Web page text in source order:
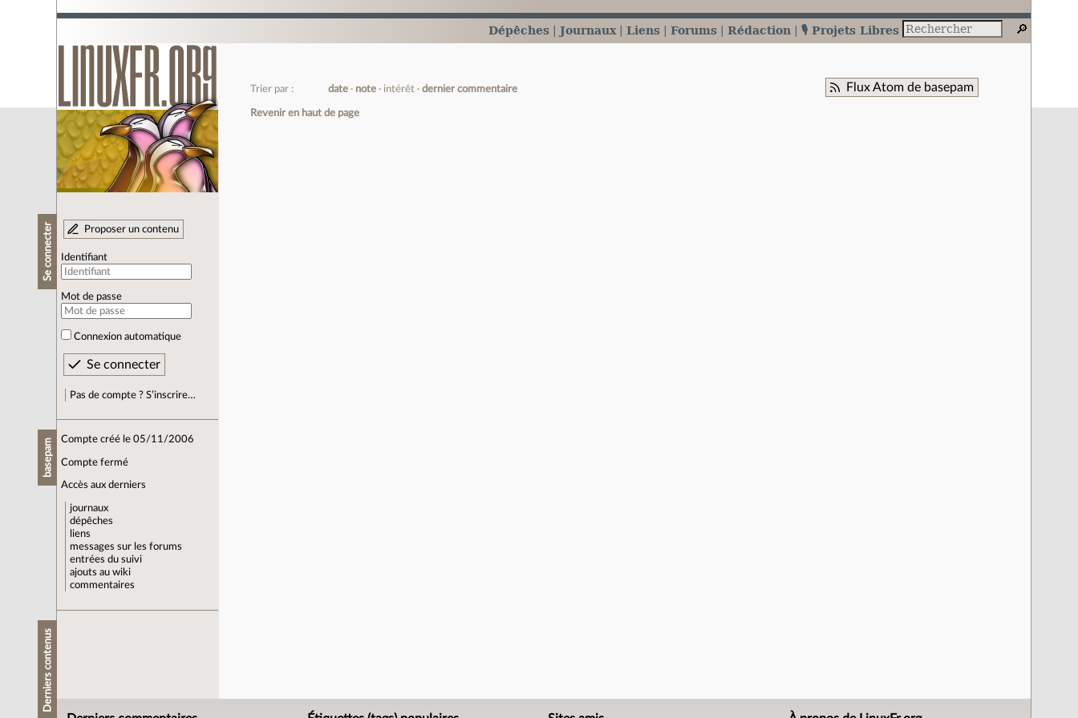
Dépêches Journaux Liens Forums Rédaction 🎙️ Projets Libres
Se connecter Proposer un contenu
Identifiant
Mot de passe
Connexion automatique
Pas de compte ? S’inscrire…
basepam Compte créé le 05/11/2006
Compte fermé
Accès aux derniers
journaux
dépêches
liens
messages sur les forums
entrées du suivi
ajouts au wiki
commentaires
Derniers contenus
Flux Atom de basepam
Trier par : date note intérêt dernier commentaire
Revenir en haut de page